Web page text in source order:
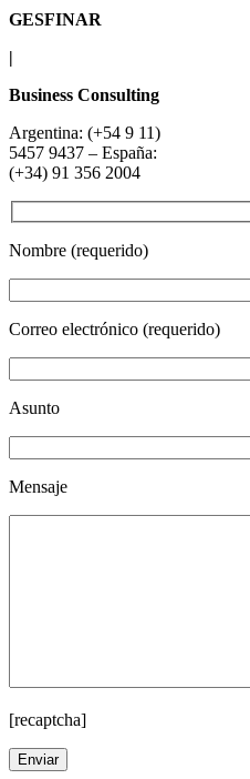
GESFINAR
|
Business Consulting
Argentina: (+54 9 11)
5457 9437 – España:
(+34) 91 356 2004
Nombre (requerido)
Correo electrónico (requerido)
Asunto
Mensaje
[recaptcha]